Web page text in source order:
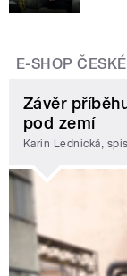
E-SHOP
Závěr
pod zemí
Karin Lednická,